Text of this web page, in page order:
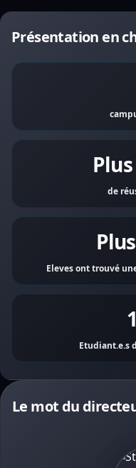
Présentation en
de
Eleves ont trouvé
Etudiant.e.s
Le mot du